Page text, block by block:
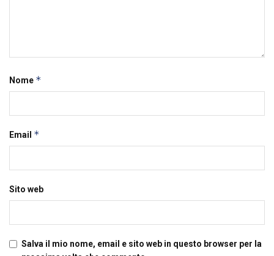
Nome *
Email *
Sito web
Salva il mio nome, email e sito web in questo browser per la